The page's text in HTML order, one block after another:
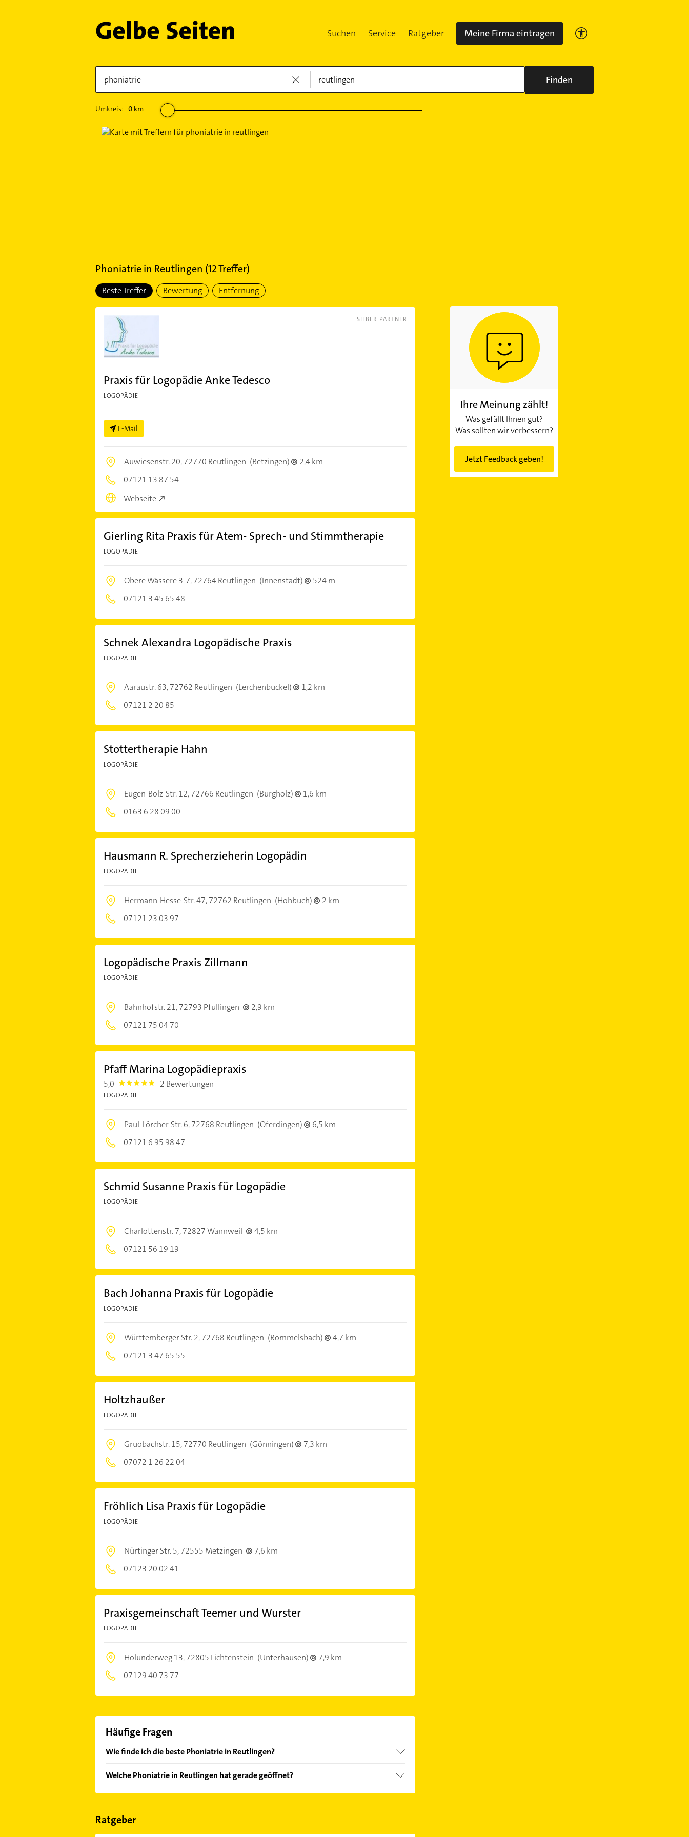
Suchen Service Ratgeber Meine Firma eintragen
Finden
Umkreis: 0km
Phoniatriein Reutlingen (12Treffer)
Beste Treffer Bewertung Entfernung
SILBER PARTNER
Praxis für Logopädie Anke Tedesco
LOGOPÄDIE
E-Mail
Auwiesenstr. 20,72770 Reutlingen (Betzingen)
2,4 km
07121 13 87 54
Webseite
Gierling Rita Praxis für Atem- Sprech- und Stimmtherapie
LOGOPÄDIE
Obere Wässere 3-7,72764 Reutlingen (Innenstadt)
524 m
07121 3 45 65 48
Schnek Alexandra Logopädische Praxis
LOGOPÄDIE
Aaraustr. 63,72762 Reutlingen (Lerchenbuckel)
1,2 km
07121 2 20 85
Stottertherapie Hahn
LOGOPÄDIE
Eugen-Bolz-Str. 12,72766 Reutlingen (Burgholz)
1,6 km
0163 6 28 09 00
Hausmann R. Sprecherzieherin Logopädin
LOGOPÄDIE
Hermann-Hesse-Str. 47,72762 Reutlingen (Hohbuch)
2 km
07121 23 03 97
Logopädische Praxis Zillmann
LOGOPÄDIE
Bahnhofstr. 21,72793 Pfullingen
2,9 km
07121 75 04 70
Pfaff Marina Logopädiepraxis
5,0 5.0 2 Bewertungen
LOGOPÄDIE
Paul-Lörcher-Str. 6,72768 Reutlingen (Oferdingen)
6,5 km
07121 6 95 98 47
Schmid Susanne Praxis für Logopädie
LOGOPÄDIE
Charlottenstr. 7,72827 Wannweil
4,5 km
07121 56 19 19
Bach Johanna Praxis für Logopädie
LOGOPÄDIE
Württemberger Str. 2,72768 Reutlingen (Rommelsbach)
4,7 km
07121 3 47 65 55
Holtzhaußer
LOGOPÄDIE
Gruobachstr. 15,72770 Reutlingen (Gönningen)
7,3 km
07072 1 26 22 04
Fröhlich Lisa Praxis für Logopädie
LOGOPÄDIE
Nürtinger Str. 5,72555 Metzingen
7,6 km
07123 20 02 41
Praxisgemeinschaft Teemer und Wurster
LOGOPÄDIE
Holunderweg 13,72805 Lichtenstein (Unterhausen)
7,9 km
07129 40 73 77
Häufige Fragen
Wie finde ich die beste Phoniatrie in Reutlingen?
von den Empfehlungen. Die Suchergebnisse können Sie sich einfach nach
Bewertungensortiert anzeigen lassen.
Welche Phoniatrie in Reutlingen hat gerade geöffnet?
Im Anbieter-Bereich finden Sie alleÖffnungszeiten. Bitte beachten Sie, dass diese an
Ratgeber
Ihre Meinung zählt!
Was gefällt Ihnen gut?
Was sollten wir verbessern?
Jetzt Feedback geben!